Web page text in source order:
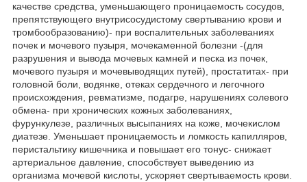
качестве средства, уменьшающего проницаемость сосудов,
препятствующего внутрисосудистому свертыванию крови и
тромбообразованию)- при воспалительных заболеваниях
почек и мочевого пузыря, мочекаменной болезни -(для
разрушения и вывода мочевых камней и песка из почек,
мочевого пузыря и мочевыводящих путей), простатитах- при
головной боли, водянке, отеках сердечного и легочного
происхождения, ревматизме, подагре, нарушениях солевого
обмена- при хронических кожных заболеваниях,
фурункулезе, различных высыпаниях на коже, мочекислом
диатезе. Уменьшает проницаемость и ломкость капилляров,
перистальтику кишечника и повышает его тонус- снижает
артериальное давление, способствует выведению из
организма мочевой кислоты, ускоряет свертываемость крови.